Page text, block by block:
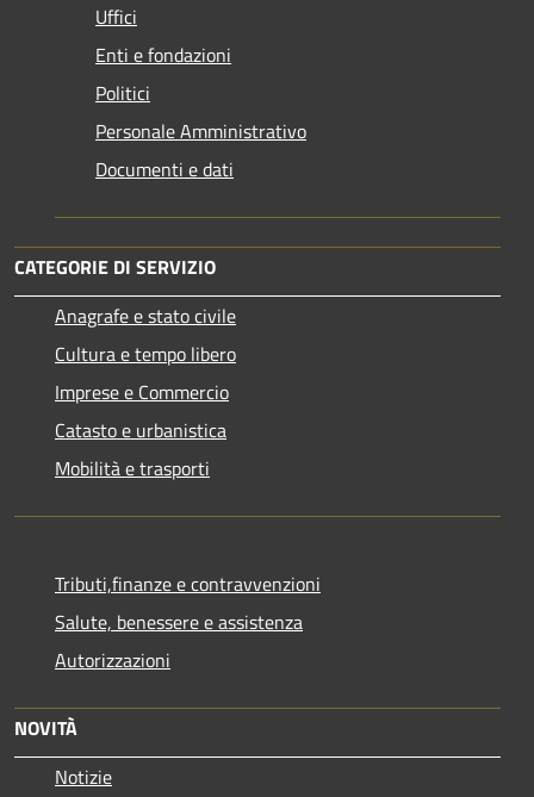
Uffici
Enti e fondazioni
Politici
Personale Amministrativo
Documenti e dati
CATEGORIE DI SERVIZIO
Anagrafe e stato civile
Cultura e tempo libero
Imprese e Commercio
Catasto e urbanistica
Mobilità e trasporti
Tributi,finanze e contravvenzioni
Salute, benessere e assistenza
Autorizzazioni
NOVITÀ
Notizie